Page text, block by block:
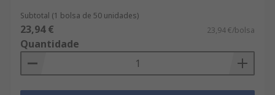
Subtotal (1 bolsa de 50 unidades)
23,94 € 23,94 €/bolsa
Quantidade